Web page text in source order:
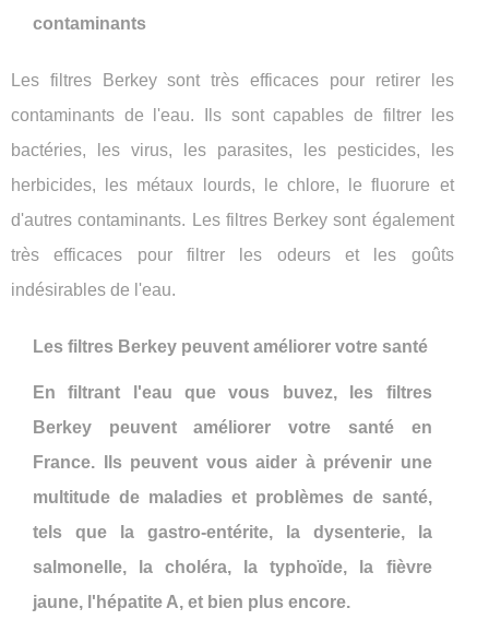
contaminants
Les filtres Berkey sont très efficaces pour retirer les
contaminants de l'eau. Ils sont capables de filtrer les
bactéries, les virus, les parasites, les pesticides, les
herbicides, les métaux lourds, le chlore, le fluorure et
d'autres contaminants. Les filtres Berkey sont également
très efficaces pour filtrer les odeurs et les goûts
indésirables de l'eau.
Les filtres Berkey peuvent améliorer votre santé
En filtrant l'eau que vous buvez, les filtres
Berkey peuvent améliorer votre santé en
France. Ils peuvent vous aider à prévenir une
multitude de maladies et problèmes de santé,
tels que la gastro-entérite, la dysenterie, la
salmonelle, la choléra, la typhoïde, la fièvre
jaune, l'hépatite A, et bien plus encore.